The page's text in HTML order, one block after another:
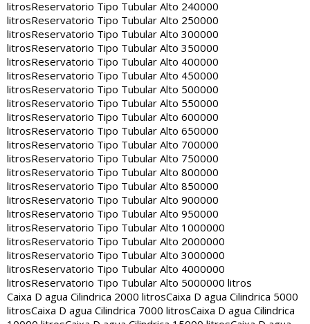
litrosReservatorio Tipo Tubular Alto 240000
litrosReservatorio Tipo Tubular Alto 250000
litrosReservatorio Tipo Tubular Alto 300000
litrosReservatorio Tipo Tubular Alto 350000
litrosReservatorio Tipo Tubular Alto 400000
litrosReservatorio Tipo Tubular Alto 450000
litrosReservatorio Tipo Tubular Alto 500000
litrosReservatorio Tipo Tubular Alto 550000
litrosReservatorio Tipo Tubular Alto 600000
litrosReservatorio Tipo Tubular Alto 650000
litrosReservatorio Tipo Tubular Alto 700000
litrosReservatorio Tipo Tubular Alto 750000
litrosReservatorio Tipo Tubular Alto 800000
litrosReservatorio Tipo Tubular Alto 850000
litrosReservatorio Tipo Tubular Alto 900000
litrosReservatorio Tipo Tubular Alto 950000
litrosReservatorio Tipo Tubular Alto 1000000
litrosReservatorio Tipo Tubular Alto 2000000
litrosReservatorio Tipo Tubular Alto 3000000
litrosReservatorio Tipo Tubular Alto 4000000
litrosReservatorio Tipo Tubular Alto 5000000 litros
Caixa D agua Cilindrica 2000 litrosCaixa D agua Cilindrica 5000
litrosCaixa D agua Cilindrica 7000 litrosCaixa D agua Cilindrica